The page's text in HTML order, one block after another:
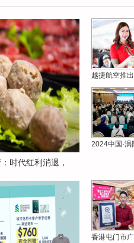
时代红利消退，
越捷航空推
2024中国·涡
香港屯门市